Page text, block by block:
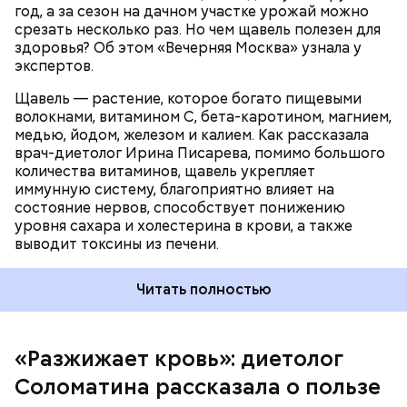
год, а за сезон на дачном участке урожай можно
срезать несколько раз. Но чем щавель полезен для
здоровья? Об этом «Вечерняя Москва» узнала у
экспертов.
Щавель — растение, которое богато пищевыми
волокнами, витамином С, бета-каротином, магнием,
медью, йодом, железом и калием. Как рассказала
врач-диетолог Ирина Писарева, помимо большого
количества витаминов, щавель укрепляет
иммунную систему, благоприятно влияет на
состояние нервов, способствует понижению
уровня сахара и холестерина в крови, а также
выводит токсины из печени.
Читать полностью
«Разжижает кровь»: диетолог
Соломатина рассказала о пользе
Диетолог отметила, что норма потребления
— предупредила Соломатина.